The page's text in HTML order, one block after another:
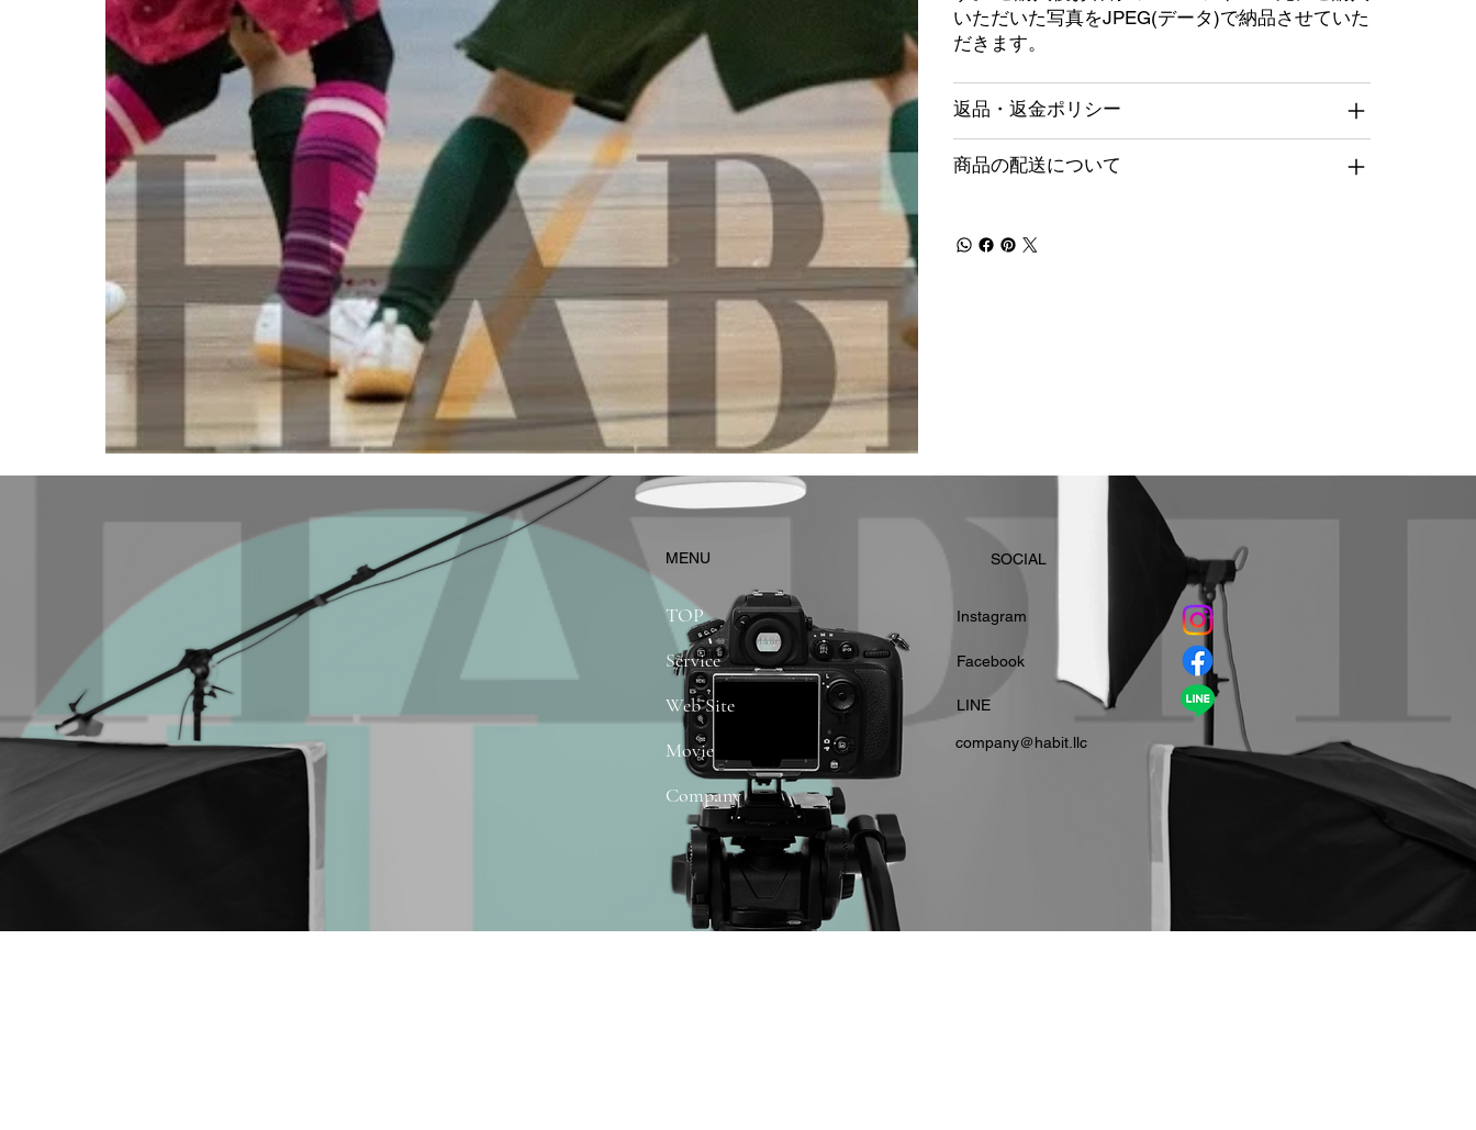
いただいた写真をJPEG(データ)で納品させていた
だきます。
返品・返金ポリシー
商品の配送について
​MENU
TOP
Service
Web Site
Movie
Company
​SOCIAL
Instagram
​Facebook
​LINE
company＠habit.llc